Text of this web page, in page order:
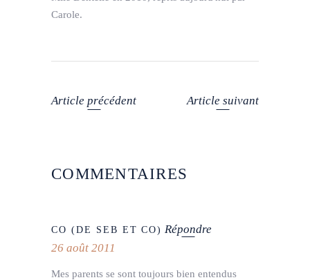
Carole.
Article précédent Article suivant
COMMENTAIRES
CO (DE SEB ET CO) Répondre
26 août 2011
Mes parents se sont toujours bien entendus